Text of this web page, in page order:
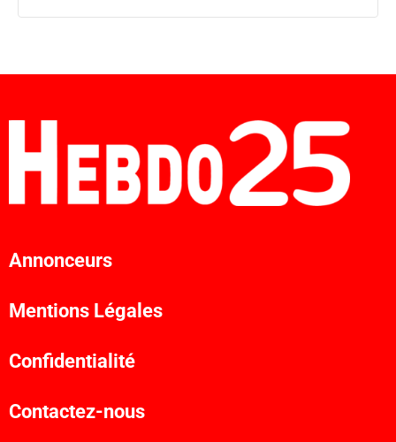
Annonceurs
Mentions Légales
Confidentialité
Contactez-nous